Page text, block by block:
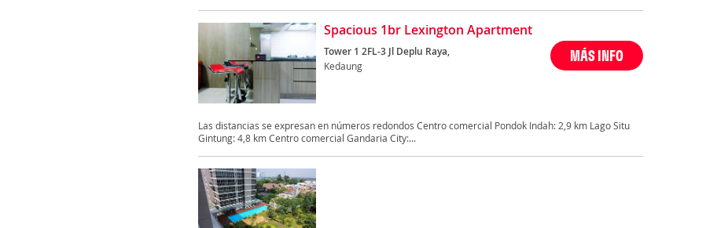
Spacious 1br Lexington Apartment
Tower 1 2FL-3 Jl Deplu Raya,
Kedaung
MÁS INFO
Las distancias se expresan en números redondos Centro comercial Pondok Indah: 2,9 km Lago Situ
Gintung: 4,8 km Centro comercial Gandaria City:...